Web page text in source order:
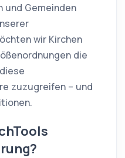
und Gemeinden
wir Kirchen
die
zuzugreifen – und